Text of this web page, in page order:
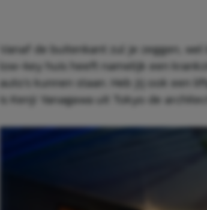
Vanaf de buitenkant zul je zeggen,
low-key huis heeft namelijk een
auto’s kunnen staan. Heb jij ook een
is Kenji Yanagawa uit Tokyo de